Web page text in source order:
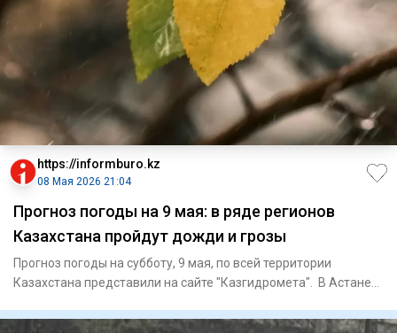
https://informburo.kz
08 Мая 2026 21:04
Прогноз погоды на 9 мая: в ряде регионов
Казахстана пройдут дожди и грозы
Прогноз погоды на субботу, 9 мая, по всей территории
Казахстана представили на сайте "Казгидромета". В Астане